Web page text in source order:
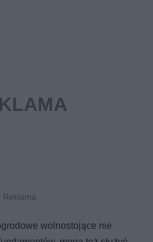
wolnostojące nie